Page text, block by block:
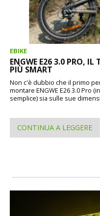
EBIKE
ENGWE E26 3.0 PRO, IL
PIÙ SMART
Non c'è dubbio che il primo
montare ENGWE E26 3.0 Pro
semplice) sia sulle sue
CONTINUA A LEGGERE